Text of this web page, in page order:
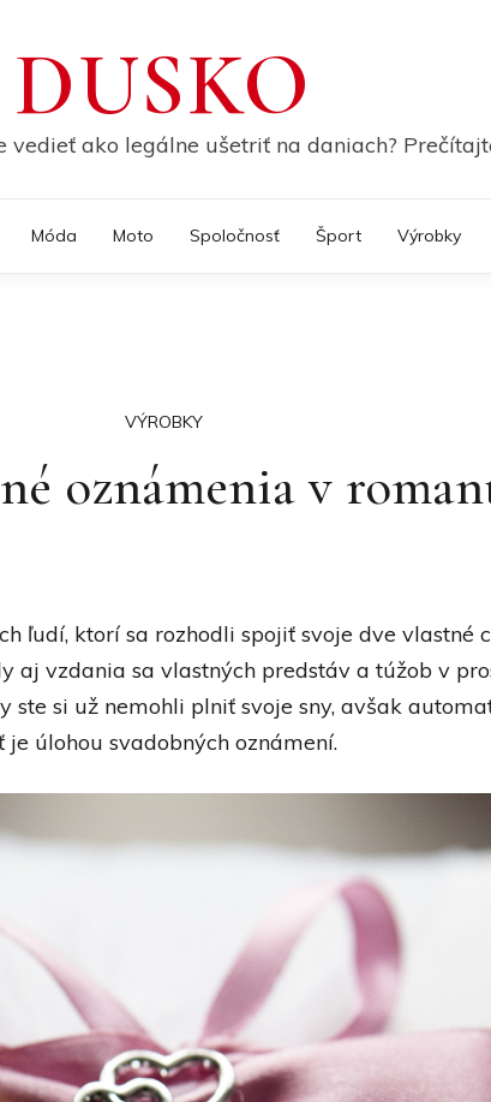
DUSKO
ako legálne ušetriť na daniach?
Móda Moto Spoločnosť Šport Výrobky
VÝROBKY
oznámenia v
ľudí, ktorí sa rozhodli spojiť svoje dve vlastné
vzdania sa vlastných predstáv a túžob v
si už nemohli plniť svoje sny, avšak
úlohou svadobných oznámení.